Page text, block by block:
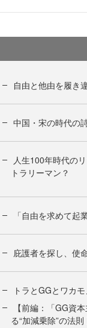
自由と他由を履き
中国・宋の時代の
人生100年時代の
トラリーマン？
「自由を求めて起
庇護者を探し、使
トラとGGとワカ
【前編：「GG資
る“加減乗除”の法